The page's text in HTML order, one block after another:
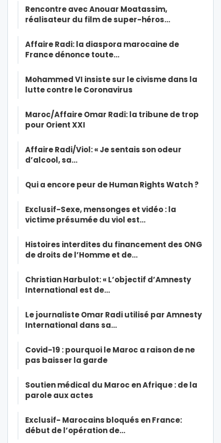
Rencontre avec Anouar Moatassim,
réalisateur du film de super-héros…
Affaire Radi: la diaspora marocaine de
France dénonce toute…
Mohammed VI insiste sur le civisme dans la
lutte contre le Coronavirus
Maroc/Affaire Omar Radi: la tribune de trop
pour Orient XXI
Affaire Radi/Viol: « Je sentais son odeur
d’alcool, sa…
Qui a encore peur de Human Rights Watch ?
Exclusif-Sexe, mensonges et vidéo : la
victime présumée du viol est…
Histoires interdites du financement des ONG
de droits de l’Homme et de…
Christian Harbulot: « L’objectif d’Amnesty
International est de…
Le journaliste Omar Radi utilisé par Amnesty
International dans sa…
Covid-19 : pourquoi le Maroc a raison de ne
pas baisser la garde
Soutien médical du Maroc en Afrique : de la
parole aux actes
Exclusif- Marocains bloqués en France:
début de l’opération de…